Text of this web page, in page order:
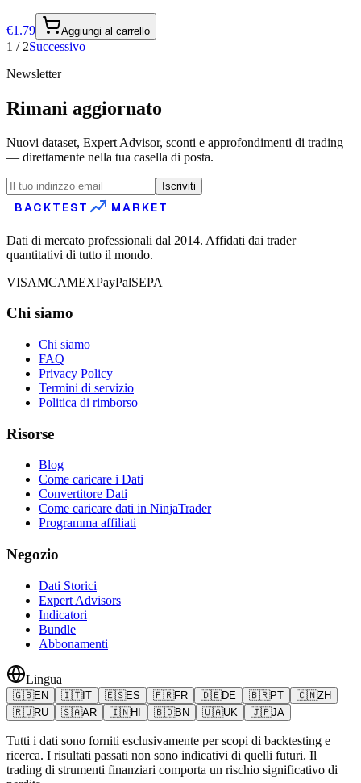
€1.79 Aggiungi al carrello
1 / 2Successivo
Newsletter
Rimani aggiornato
Nuovi dataset, Expert Advisor, sconti e approfondimenti di trading
— direttamente nella tua casella di posta.
Iscriviti
BACKTEST MARKET
Dati di mercato professionali dal 2014. Affidati dai trader
quantitativi di tutto il mondo.
VISAMCAMEXPayPalSEPA
Chi siamo
Chi siamo
FAQ
Privacy Policy
Termini di servizio
Politica di rimborso
Risorse
Blog
Come caricare i Dati
Convertitore Dati
Come caricare dati in NinjaTrader
Programma affiliati
Negozio
Dati Storici
Expert Advisors
Indicatori
Bundle
Abbonamenti
Lingua
🇬🇧EN 🇮🇹IT 🇪🇸ES 🇫🇷FR 🇩🇪DE 🇧🇷PT 🇨🇳ZH
🇷🇺RU 🇸🇦AR 🇮🇳HI 🇧🇩BN 🇺🇦UK 🇯🇵JA
Tutti i dati sono forniti esclusivamente per scopi di backtesting e
ricerca. I risultati passati non sono indicativi di quelli futuri. Il
trading di strumenti finanziari comporta un rischio significativo di